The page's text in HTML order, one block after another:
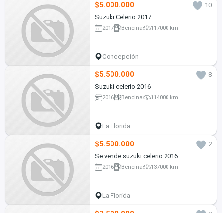
$5.000.000
10
Suzuki Celerio 2017
2017 Bencina 117000 km
Concepción
$5.500.000
8
Suzuki celerio 2016
2016 Bencina 114000 km
La Florida
$5.500.000
2
Se vende suzuki celerio 2016
2016 Bencina 137000 km
La Florida